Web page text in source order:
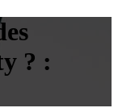
? :